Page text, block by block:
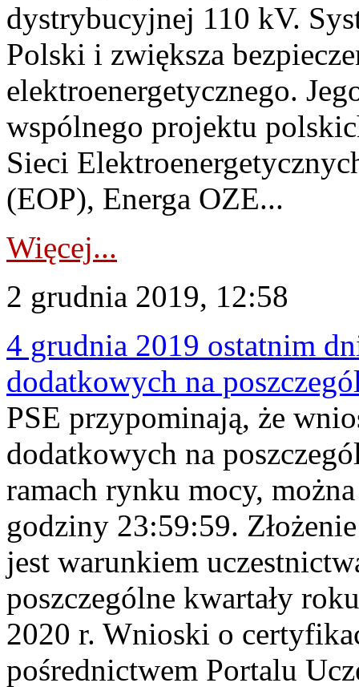
dystrybucyjnej 110 kV.
Polski i zwiększa
elektroenergetycznego.
wspólnego projektu
Sieci
(EOP), Energa OZE...
Więcej...
2 grudnia 2019, 12:58
4 grudnia 2019 ostatnim
dodatkowych na
PSE przypominają, że
dodatkowych na
ramach rynku mocy,
godziny 23:59:59.
jest warunkiem
poszczególne kwartały
2020 r. Wnioski o
pośrednictwem Portalu